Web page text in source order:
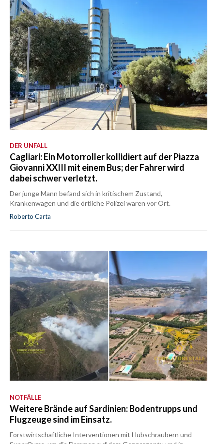
DER UNFALL
Cagliari: Ein Motorroller kollidiert auf der Piazza
Giovanni XXIII mit einem Bus; der Fahrer wird
dabei schwer verletzt.
Der junge Mann befand sich in kritischem Zustand,
Krankenwagen und die örtliche Polizei waren vor Ort.
Roberto Carta
NOTFÄLLE
Weitere Brände auf Sardinien: Bodentrupps und
Flugzeuge sind im Einsatz.
Forstwirtschaftliche Interventionen mit Hubschraubern und